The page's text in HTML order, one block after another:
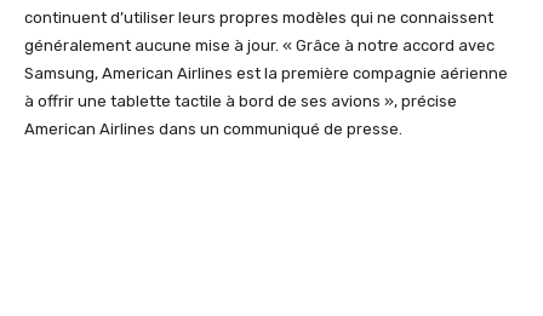
continuent d’utiliser leurs propres modèles qui ne connaissent
généralement aucune mise à jour. « Grâce à notre accord avec
Samsung, American Airlines est la première compagnie aérienne
à offrir une tablette tactile à bord de ses avions », précise
American Airlines dans un communiqué de presse.